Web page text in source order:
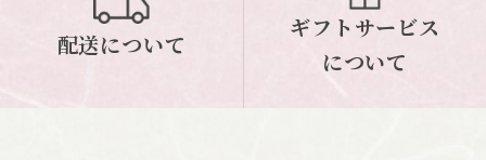
配送について
ギフトサービス
について